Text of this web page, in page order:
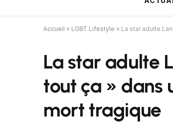
Accueil » LGBT Lifestyle » La star adulte
La star adulte
tout ça » dans
mort tragique